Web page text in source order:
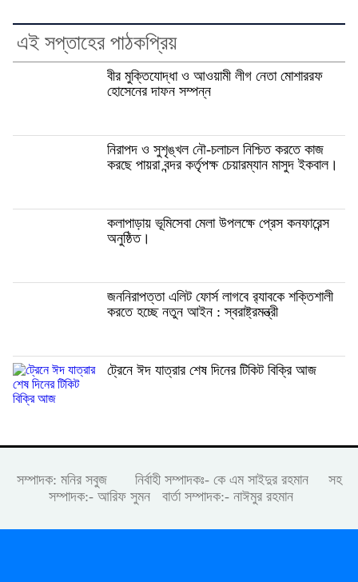
এই সপ্তাহের পাঠকপ্রিয়
বীর মুক্তিযোদ্ধা ও আওয়ামী লীগ নেতা মোশাররফ
হোসেনের দাফন সম্পন্ন
নিরাপদ ও সুশৃঙ্খল নৌ-চলাচল নিশ্চিত করতে কাজ
করছে পায়রা বন্দর কর্তৃপক্ষ চেয়ারম্যান মাসুদ ইকবাল।
কলাপাড়ায় ভূমিসেবা মেলা উপলক্ষে প্রেস কনফারেন্স
অনুষ্ঠিত।
জননিরাপত্তা এলিট ফোর্স লাগবে র‍্যাবকে শক্তিশালী
করতে হচ্ছে নতুন আইন : স্বরাষ্ট্রমন্ত্রী
ট্রেনে ঈদ যাত্রার শেষ দিনের টিকিট বিক্রি আজ
সম্পাদক: মনির সবুজ নির্বাহী সম্পাদকঃ- কে এম সাইদুর রহমান সহ
সম্পাদক:- আরিফ সুমন বার্তা সম্পাদক:- নাঈমুর রহমান